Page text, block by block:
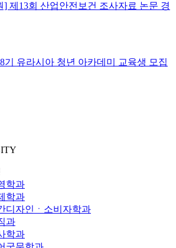
제13회 산업안전보건 조사자료 논문 경
기 유라시아 청년 아카데미 교육생 모집
학과
학과
디자인ㆍ소비자학과
과
학과